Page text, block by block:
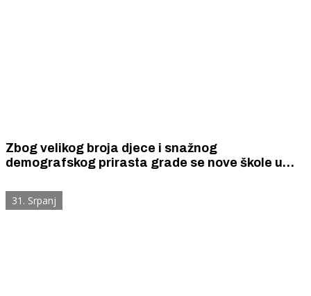
Zbog velikog broja djece i snažnog
demografskog prirasta grade se nove škole u
Krapnju su uređene dvije škole.
31. Srpanj